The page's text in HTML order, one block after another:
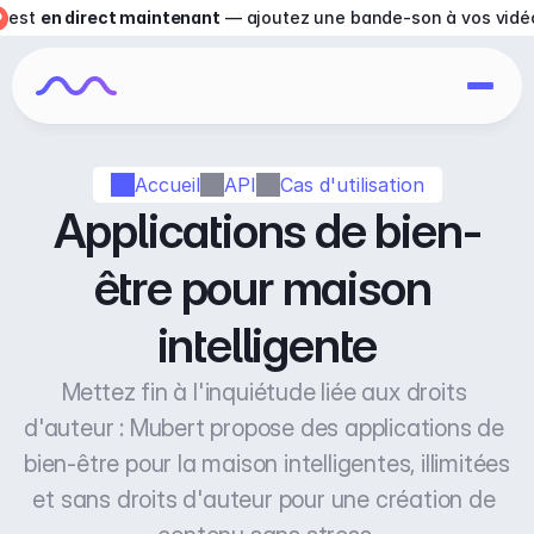
Accueil API Cas d'utilisation
Applications de bien-
être pour maison
intelligente
Mettez fin à l'inquiétude liée aux droits
d'auteur : Mubert propose des applications de
bien-être pour la maison intelligentes, illimitées
et sans droits d'auteur pour une création de
est en direct maintenant — ajoutez une bande-son à vos